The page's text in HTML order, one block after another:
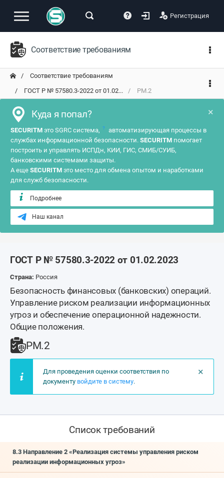
Регистрация
Соответствие требованиям
Соответствие требованиям
ГОСТ Р № 57580.3-2022 от 01.02...
РМ.2
×
Куда я попал?
SECURITM это SGRC система, ?
автоматизирующая процессы в
службах информационной безопасности. SECURITM помогает
построить и управлять ИСПДн, КИИ, ГИС, СМИБ/СУИБ,
банковскими системами защиты.
А еще SECURITM это место для обмена опытом и наработками
для служб безопасности.
Подробнее
Наш канал
ГОСТ Р № 57580.3-2022 от 01.02.2023
Страна: Россия
Безопасность финансовых (банковских) операций.
Управление риском реализации информационных
угроз и обеспечение операционной надежности.
Общие положения.
РМ.2
×
Для проведения оценки соответствия по
документу войдите в систему.
Список требований
8.3 Направление 2 «Реализация системы управления риском
реализации информационных угроз»